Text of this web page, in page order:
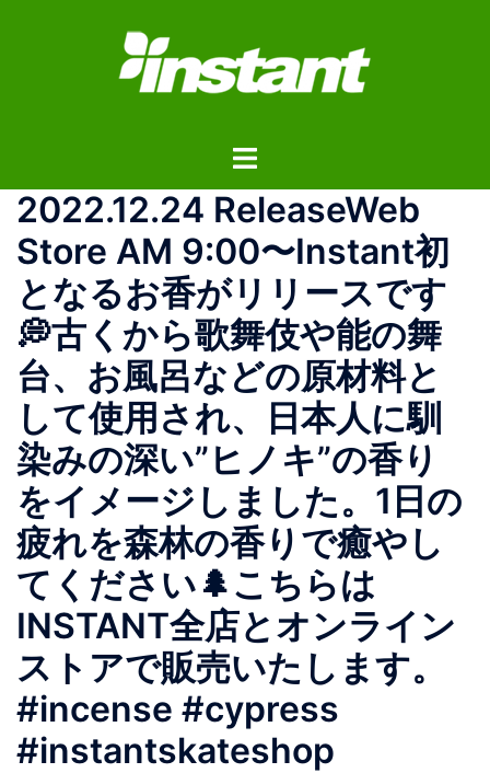
ス
ト
ル
メ
ニ
ュ
ー
2022.12.24 ReleaseWeb
Store AM 9:00〜Instant初
となるお香がリリースです
💭古くから歌舞伎や能の舞
台、お風呂などの原材料と
して使用され、日本人に馴
染みの深い”ヒノキ”の香り
をイメージしました。1日の
疲れを森林の香りで癒やし
てください🌲こちらは
INSTANT全店とオンライン
ストアで販売いたします。
#incense #cypress
#instantskateshop